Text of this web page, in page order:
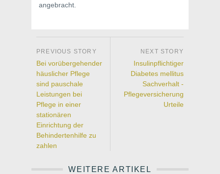
angebracht.
Bei vorübergehender
häuslicher Pflege
sind pauschale
Leistungen bei
Pflege in einer
stationären
Einrichtung der
Behindertenhilfe zu
zahlen
Insulinpflichtiger
Diabetes mellitus
Sachverhalt -
Pflegeversicherung
Urteile
WEITERE ARTIKEL